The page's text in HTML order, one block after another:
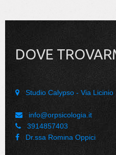
DOVE
Studio Calypso - Via
info@orpsicologia.it
3914857403
Dr.ssa Romina Oppici